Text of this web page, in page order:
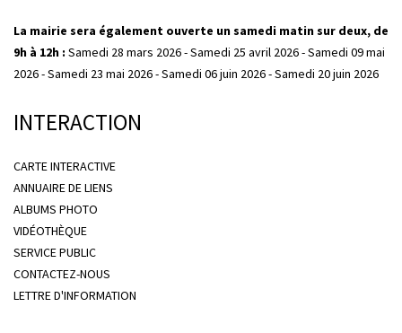
La mairie sera également ouverte un samedi matin sur deux, de
9h à 12h : Samedi 28 mars 2026 - Samedi 25 avril 2026 - Samedi 09 mai
2026 - Samedi 23 mai 2026 - Samedi 06 juin 2026 - Samedi 20 juin 2026
INTERACTION
CARTE INTERACTIVE
ANNUAIRE DE LIENS
ALBUMS PHOTO
VIDÉOTHÈQUE
SERVICE PUBLIC
CONTACTEZ-NOUS
LETTRE D'INFORMATION